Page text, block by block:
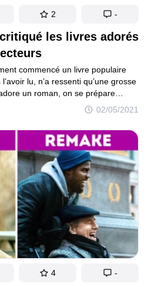
les livres adorés
02/05/2021
commencé un livre populaire
lu, n’a ressenti qu’une grosse
un roman, on se prépare
commune. Cependant,
peut ne pas te plaire et il ne faut
2 -
4 -